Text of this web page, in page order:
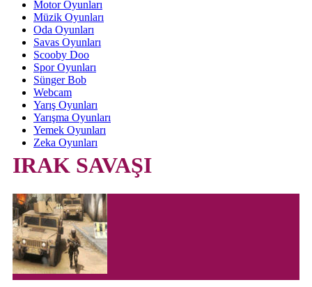
Motor Oyunları
Müzik Oyunları
Oda Oyunları
Savas Oyunları
Scooby Doo
Spor Oyunları
Sünger Bob
Webcam
Yarış Oyunları
Yarışma Oyunları
Yemek Oyunları
Zeka Oyunları
IRAK SAVAŞI